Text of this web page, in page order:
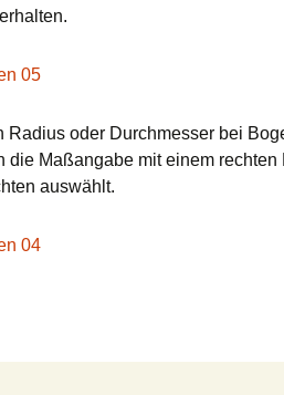
Radius oder Durchmesser bei
die Maßangabe mit einem rechten
auswählt.